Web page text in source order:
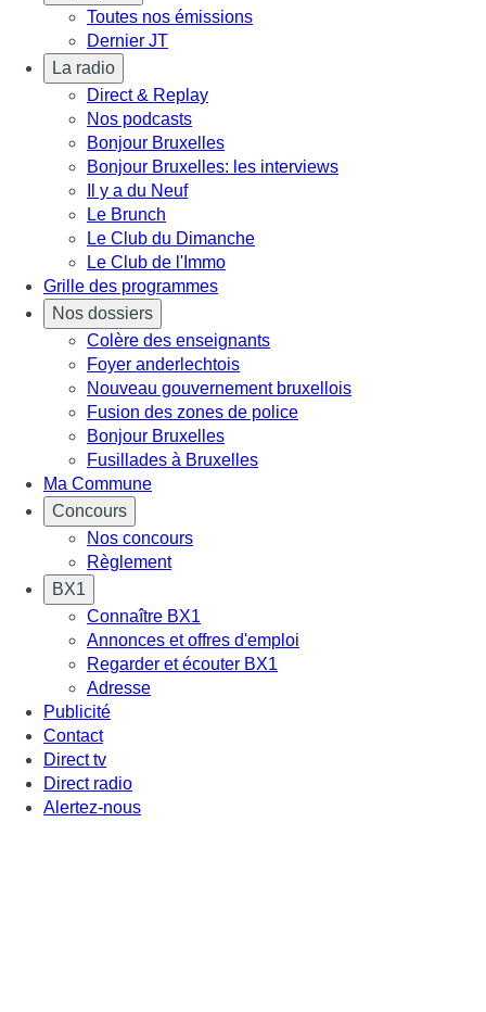
Toutes nos émissions
Dernier JT
La radio
Direct & Replay
Nos podcasts
Bonjour Bruxelles
Bonjour Bruxelles: les interviews
Il y a du Neuf
Le Brunch
Le Club du Dimanche
Le Club de l'Immo
Grille des programmes
Nos dossiers
Colère des enseignants
Foyer anderlechtois
Nouveau gouvernement bruxellois
Fusion des zones de police
Bonjour Bruxelles
Fusillades à Bruxelles
Ma Commune
Concours
Nos concours
Règlement
BX1
Connaître BX1
Annonces et offres d'emploi
Regarder et écouter BX1
Adresse
Publicité
Contact
Direct tv
Direct radio
Alertez-nous